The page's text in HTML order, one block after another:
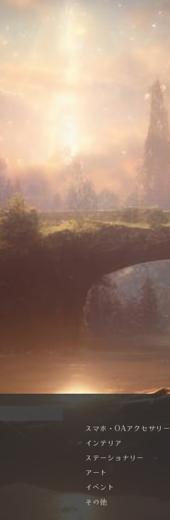
スマホ・OAアクセサリー
インテリア
ステーショナリー
アート
イベント
その他